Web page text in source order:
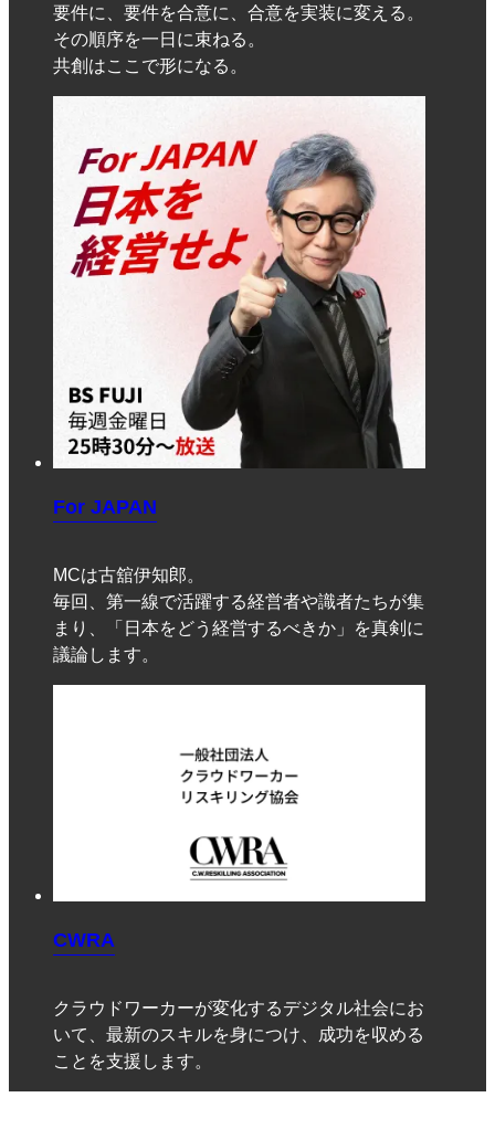
要件に、要件を合意に、合意を実装に変える。
その順序を一日に束ねる。
共創はここで形になる。
For JAPAN
MCは古舘伊知郎。
毎回、第一線で活躍する経営者や識者たちが集
まり、「日本をどう経営するべきか」を真剣に
議論します。
CWRA
クラウドワーカーが変化するデジタル社会にお
いて、最新のスキルを身につけ、成功を収める
ことを支援します。